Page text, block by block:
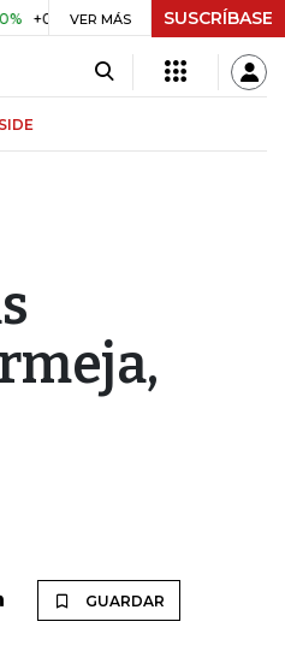
UVR $ 416,86 +$ 0,05
VER MÁS SUSCRÍBASE
GUARDAR